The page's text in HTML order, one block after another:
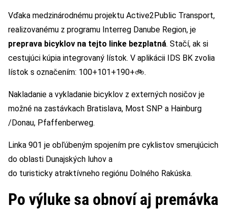
Vďaka medzinárodnému projektu Active2Public Transport,
realizovanému z programu Interreg Danube Region, je
preprava bicyklov na tejto linke bezplatná. Stačí, ak si
cestujúci kúpia integrovaný lístok. V aplikácii IDS BK zvolia
lístok s označením: 100+101+190+🚲.
Nakladanie a vykladanie bicyklov z externých nosičov je
možné na zastávkach Bratislava, Most SNP a Hainburg
/Donau, Pfaffenberweg.
Linka 901 je obľúbeným spojením pre cyklistov smerujúcich
do oblasti Dunajských luhov a
do turisticky atraktívneho regiónu Dolného Rakúska.
Po výluke sa obnoví aj premávka